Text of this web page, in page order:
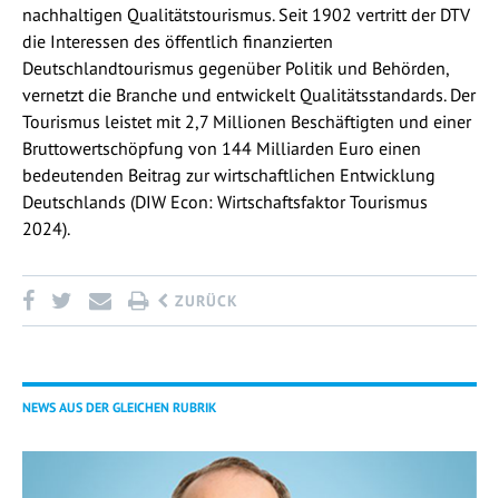
nachhaltigen Qualitätstourismus. Seit 1902 vertritt der DTV
die Interessen des öffentlich finanzierten
Deutschlandtourismus gegenüber Politik und Behörden,
vernetzt die Branche und entwickelt Qualitätsstandards. Der
Tourismus leistet mit 2,7 Millionen Beschäftigten und einer
Bruttowertschöpfung von 144 Milliarden Euro einen
bedeutenden Beitrag zur wirtschaftlichen Entwicklung
Deutschlands (DIW Econ: Wirtschaftsfaktor Tourismus
2024).
ZURÜCK
NEWS AUS DER GLEICHEN RUBRIK